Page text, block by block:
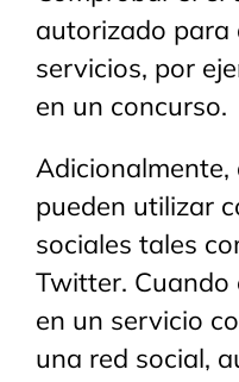
autorizado para
servicios, por
en un concurso.
pueden utilizar
sociales tales
Twitter. Cuando
en un servicio
una red social,